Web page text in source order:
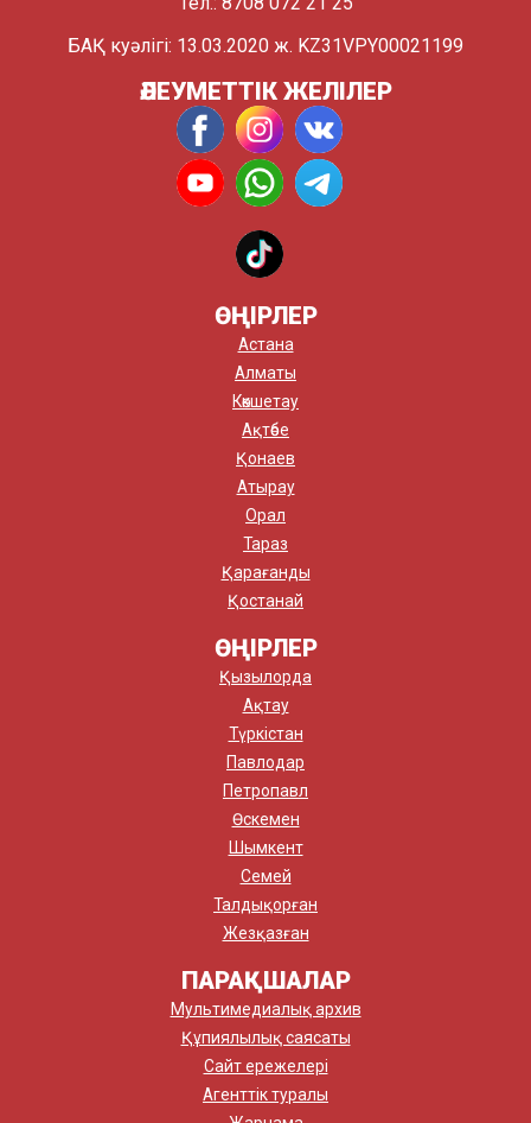
БАҚ куәлігі: 13.03.2020 ж. KZ31VPY00021199
ӘЛЕУМЕТТІК ЖЕЛІЛЕР
ӨҢІРЛЕР
Астана
Алматы
Көкшетау
Ақтөбе
Қонаев
Атырау
Орал
Тараз
Қарағанды
Қостанай
ӨҢІРЛЕР
Қызылорда
Ақтау
Түркістан
Павлодар
Петропавл
Өскемен
Шымкент
Семей
Талдықорған
Жезқазған
ПАРАҚШАЛАР
Мультимедиалық архив
Құпиялылық саясаты
Сайт ережелері
Агенттік туралы